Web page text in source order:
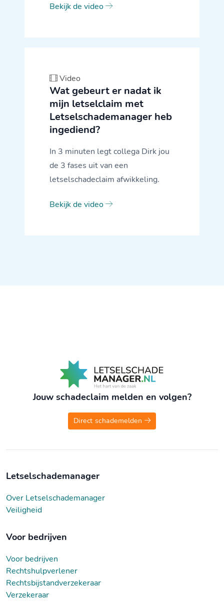
Bekijk de video
Video
Wat gebeurt er nadat ik
mijn letselclaim met
Letselschademanager heb
ingediend?
In 3 minuten legt collega Dirk jou
de 3 fases uit van een
letselschadeclaim afwikkeling.
Bekijk de video
Jouw schadeclaim melden en volgen?
Direct schademelden
Letselschademanager
Over Letselschademanager
Veiligheid
Voor bedrijven
Voor bedrijven
Rechtshulpverlener
Rechtsbijstandverzekeraar
Verzekeraar